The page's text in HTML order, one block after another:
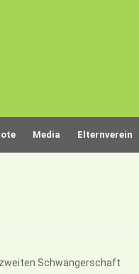
Media Elternverein
Schwangerschaft